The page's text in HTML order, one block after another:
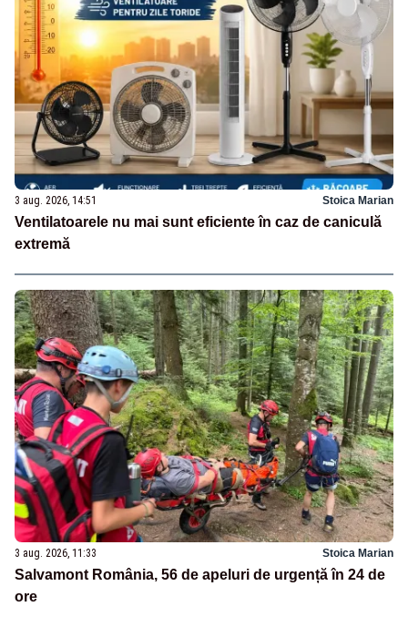
3 aug. 2026, 14:51 Stoica Marian
Ventilatoarele nu mai sunt eficiente în caz de caniculă
extremă
3 aug. 2026, 11:33 Stoica Marian
Salvamont România, 56 de apeluri de urgență în 24 de
ore